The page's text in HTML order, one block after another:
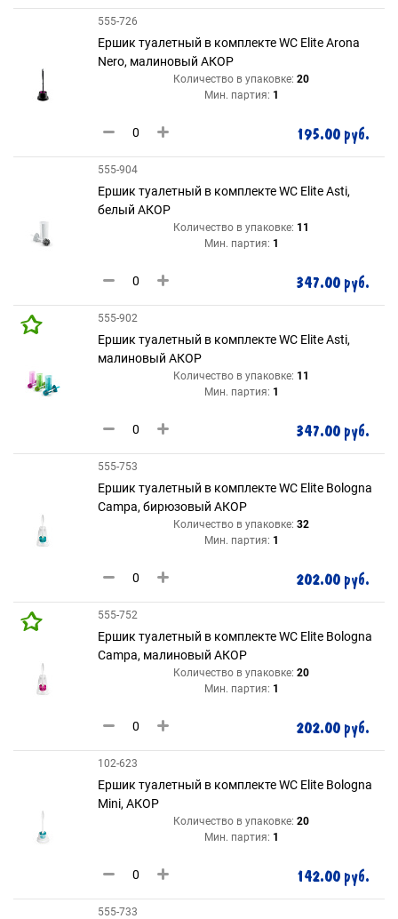
555-726
Ершик туалетный в комплекте WC Elite Arona
Nero, малиновый АКОР
Количество в упаковке: 20
Мин. партия: 1
195.00 руб.
555-904
Ершик туалетный в комплекте WC Elite Asti,
белый АКОР
Количество в упаковке: 11
Мин. партия: 1
347.00 руб.
555-902
Ершик туалетный в комплекте WC Elite Asti,
малиновый АКОР
Количество в упаковке: 11
Мин. партия: 1
347.00 руб.
555-753
Ершик туалетный в комплекте WC Elite Bologna
Campa, бирюзовый АКОР
Количество в упаковке: 32
Мин. партия: 1
202.00 руб.
555-752
Ершик туалетный в комплекте WC Elite Bologna
Campa, малиновый АКОР
Количество в упаковке: 20
Мин. партия: 1
202.00 руб.
102-623
Ершик туалетный в комплекте WC Elite Bologna
Mini, АКОР
Количество в упаковке: 20
Мин. партия: 1
142.00 руб.
555-733